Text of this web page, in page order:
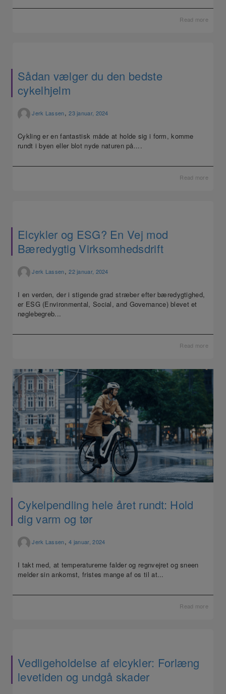
Read more
Sådan vælger du den bedste
cykelhjelm
Jerk Lassen,23 januar, 2024
Cykling er en fantastisk måde at holde sig i form, komme
rundt i byen eller blot nyde naturen på....
Read more
Elcykler og ESG? En Vej mod
Bæredygtig Virksomhedsdrift
Jerk Lassen,22 januar, 2024
I en verden, der i stigende grad stræber efter bæredygtighed,
er ESG (Environmental, Social, and Governance) blevet et
nøglebegreb...
Read more
Cykelpendling hele året rundt: Hold
dig varm og tør
Jerk Lassen,4 januar, 2024
I takt med, at temperaturerne falder og regnvejret og sneen
melder sin ankomst, fristes mange af os til at...
Read more
Vedligeholdelse af elcykler: Forlæng
levetiden og undgå skader